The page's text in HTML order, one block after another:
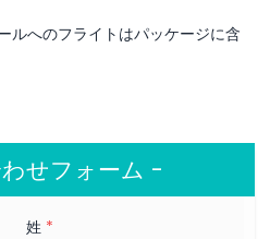
ルへのフライトはパッケージに含
せフォーム -
姓 *